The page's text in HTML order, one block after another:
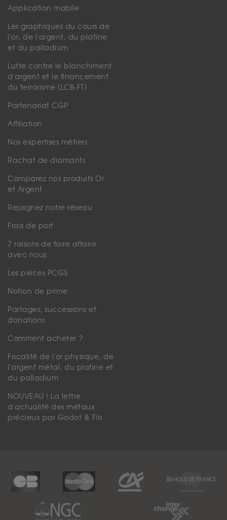
Application mobile
Les graphiques du cours de
l'or, de l'argent, du platine
et du palladium
Lutte contre le blanchiment
d'argent et le financement
du terrorisme (LCB-FT)
Partenariat CGP
Affiliation
Nos expertises métiers
Rachat de diamants
Comparez nos produits Or
et Argent
Rejoignez notre réseau
Frais de port
7 raisons de faire affaire
avec nous
Les pièces PCGS
Notion de prime
Partages, successions et
donations
Comment acheter ?
Fiscalité de l'or physique, de
l'argent métal, du platine et
du palladium
NOUVEAU ! La lettre
d'actualité des métaux
précieux par Godot & Fils